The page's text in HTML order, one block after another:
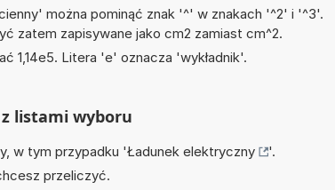
można pominąć znak '^' w znakach '^2' i '^3'.
zatem zapisywane jako cm2 zamiast cm^2.
1,14e5. Litera 'e' oznacza 'wykładnik'.
listami wyboru
w tym przypadku 'Ładunek elektryczny
'.
przeliczyć.